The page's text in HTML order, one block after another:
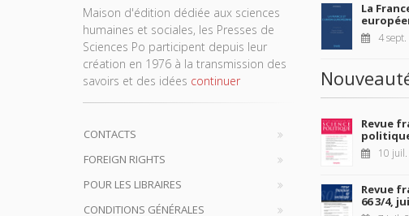
Maison d'édition dédiée aux sciences
humaines et sociales, les Presses de
Sciences Po participent depuis leur
création en 1976 à la transmission des
savoirs et des idées continuer
CONTACTS
FOREIGN RIGHTS
POUR LES LIBRAIRES
CONDITIONS GÉNÉRALES
La
4
Revue
10
Revue
66 3/4,